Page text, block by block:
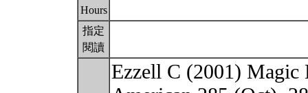
Hours
指定
閱讀
Ezzell C (2001)